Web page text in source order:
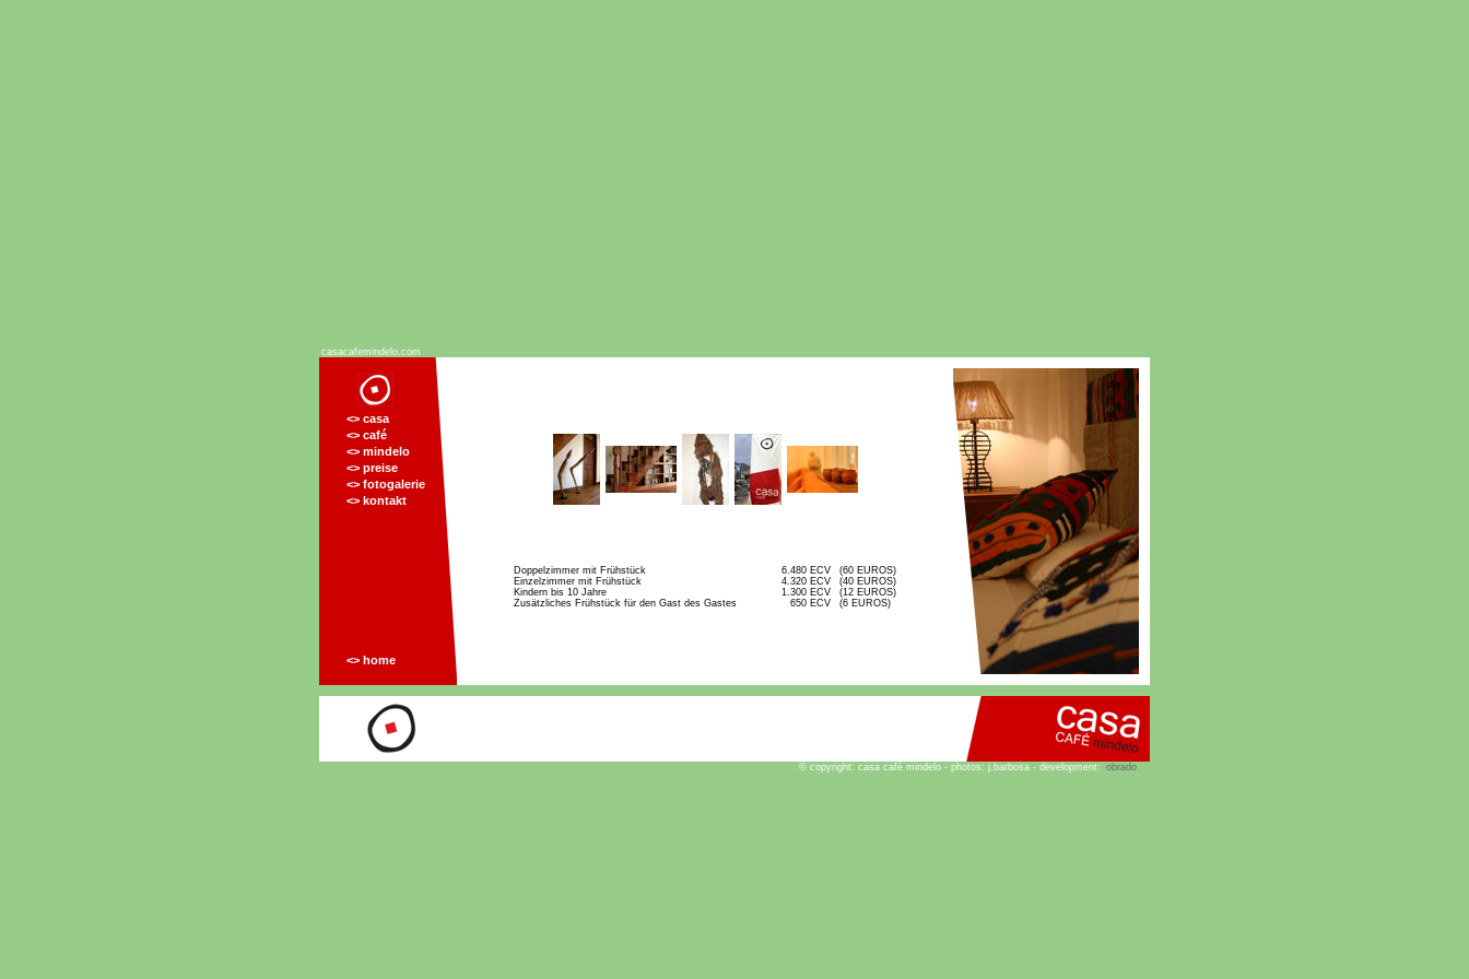
casacafemindelo.com
<> casa
<> café
<> mindelo
<> preise
<> fotogalerie
<> kontakt
<> home
Doppelzimmer mit Frühstück
Einzelzimmer mit Frühstück
Kindern bis 10 Jahre
Zusätzliches Frühstück für den Gast des Gastes
6.480 ECV
4.320 ECV
1.300 ECV
650 ECV
(60 EUROS)
(40 EUROS)
(12 EUROS)
(6 EUROS)
© copyright: casa café mindelo - photos: j.barbosa - development: obrado